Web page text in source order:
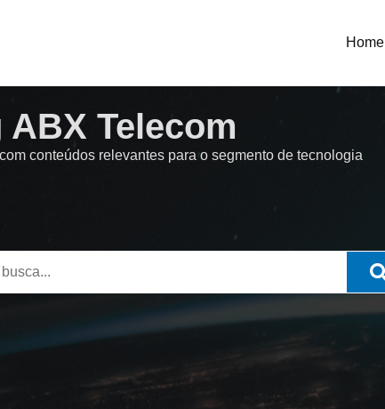
Home
ABX Telecom
conteúdos relevantes para o segmento de tecnologia